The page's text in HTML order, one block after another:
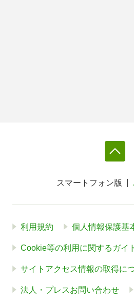
スマートフォン版
利用規約 個人情報保護基
Cookie等の利用に関するガイ
サイトアクセス情報の取得に
法人・プレスお問い合わせ